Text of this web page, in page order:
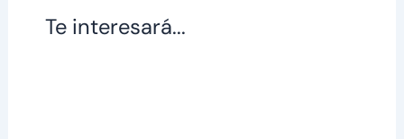
Te interesará...